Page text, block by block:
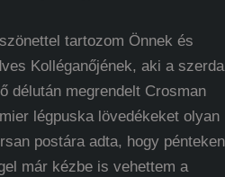
tartozom Önnek és
Kolléganőjének, aki a szerda
délután megrendelt Crosman
légpuska lövedékeket olyan
postára adta, hogy pénteken
már kézbe is vehettem a